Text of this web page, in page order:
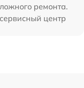
ремонта.
центр